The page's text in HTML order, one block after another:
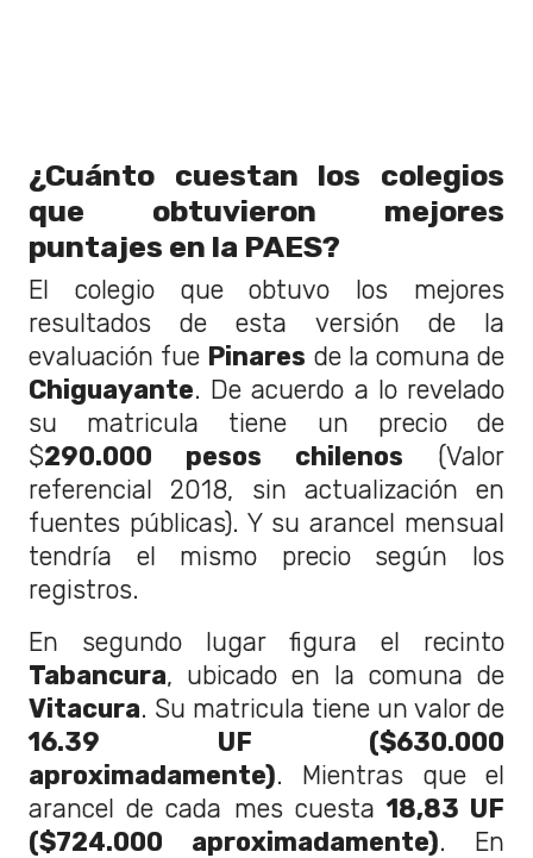
¿Cuánto cuestan los colegios
que obtuvieron mejores
puntajes en la PAES?
El colegio que obtuvo los mejores
resultados de esta versión de la
evaluación fue Pinares de la comuna de
Chiguayante. De acuerdo a lo revelado
su matricula tiene un precio de
$290.000 pesos chilenos (Valor
referencial 2018, sin actualización en
fuentes públicas). Y su arancel mensual
tendría el mismo precio según los
registros.
En segundo lugar figura el recinto
Tabancura, ubicado en la comuna de
Vitacura. Su matricula tiene un valor de
16.39 UF ($630.000
aproximadamente). Mientras que el
arancel de cada mes cuesta18,83 UF
($724.000 aproximadamente). En